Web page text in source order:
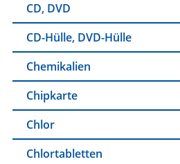
CD, DVD
CD-Hülle, DVD-Hülle
Chemikalien
Chipkarte
Chlor
Chlortabletten